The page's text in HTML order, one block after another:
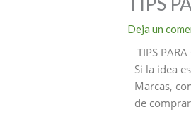
Deja un
TIPS
Si la idea
Marcas,
de